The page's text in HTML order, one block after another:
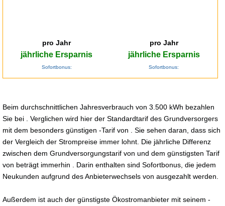
pro Jahr
jährliche Ersparnis
Sofortbonus:
pro Jahr
jährliche Ersparnis
Sofortbonus:
Beim durchschnittlichen Jahresverbrauch von 3.500 kWh bezahlen
Sie bei . Verglichen wird hier der Standardtarif des Grundversorgers
mit dem besonders günstigen -Tarif von . Sie sehen daran, dass sich
der Vergleich der Strompreise immer lohnt. Die jährliche Differenz
zwischen dem Grundversorgungstarif von und dem günstigsten Tarif
von beträgt immerhin . Darin enthalten sind Sofortbonus, die jedem
Neukunden aufgrund des Anbieterwechsels von ausgezahlt werden.
Außerdem ist auch der günstigste Ökostromanbieter mit seinem -